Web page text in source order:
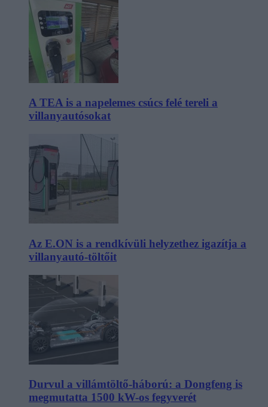
A TEA is a napelemes csúcs felé tereli a
villanyautósokat
Az E.ON is a rendkívüli helyzethez igazítja a
villanyautó-töltőit
Durvul a villámtöltő-háború: a Dongfeng is
megmutatta 1500 kW-os fegyverét